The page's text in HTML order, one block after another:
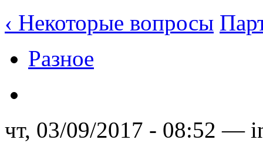
‹ Некоторые вопросы
Разное
чт, 03/09/2017 - 08:52 —